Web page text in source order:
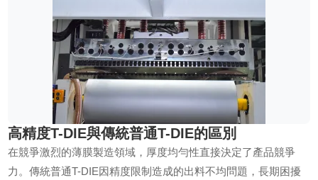
高精度T-DIE與傳統普通T-DIE的區別
在競爭激烈的薄膜製造領域，厚度均勻性直接決定了產品競爭
力。傳統普通T-DIE因精度限制造成的出料不均問題，長期困擾